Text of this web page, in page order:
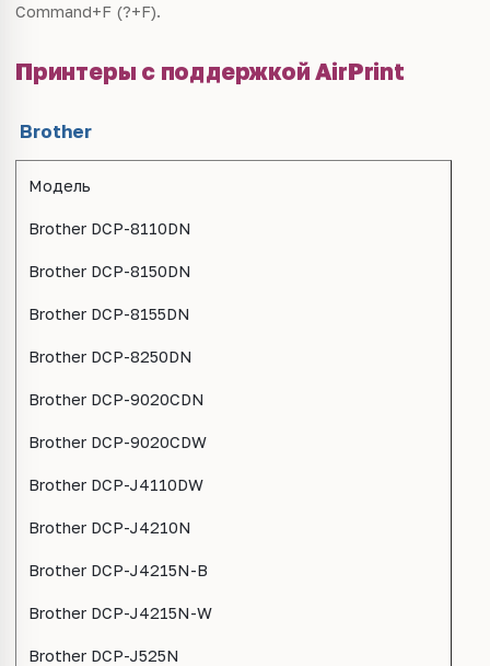
Command+F (?+F).
Принтеры с поддержкой AirPrint
Brother
Модель
Brother DCP-8110DN
Brother DCP-8150DN
Brother DCP-8155DN
Brother DCP-8250DN
Brother DCP-9020CDN
Brother DCP-9020CDW
Brother DCP-J4110DW
Brother DCP-J4210N
Brother DCP-J4215N-B
Brother DCP-J4215N-W
Brother DCP-J525N